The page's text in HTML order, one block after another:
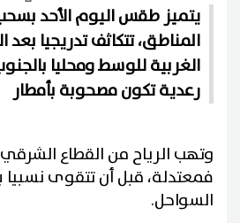
يتميز طقس اليوم الأحد
المناطق، تتكاثف تدريجيا
الغربية للوسط ومحليا
رعدية تكون مصحوبة بأمطار
وتهب الرياح من القطاع
فمعتدلة، قبل أن تتقوى
السواحل.